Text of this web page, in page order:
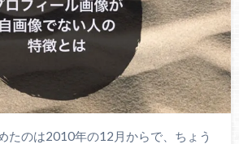
たのは2010年の12月からで、ちょう